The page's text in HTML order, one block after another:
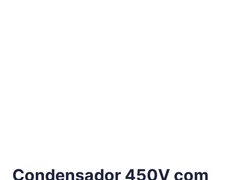
Condensador 450V com